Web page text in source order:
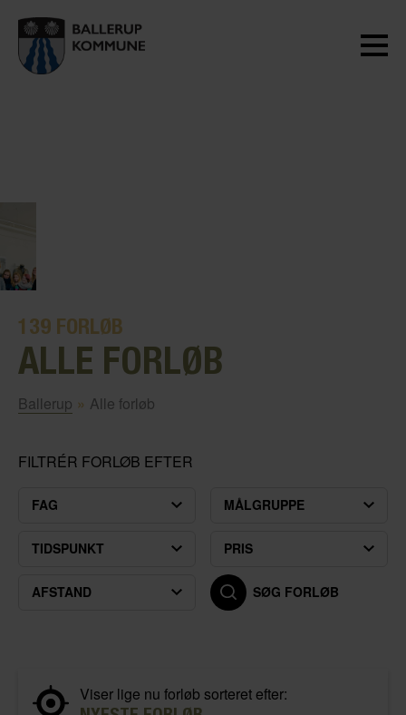
139 FORLØB
ALLE FORLØB
Ballerup » Alle forløb
FILTRÉR FORLØB EFTER
FAG MÅLGRUPPE
TIDSPUNKT PRIS
AFSTAND SØG FORLØB
Viser lige nu forløb sorteret efter: